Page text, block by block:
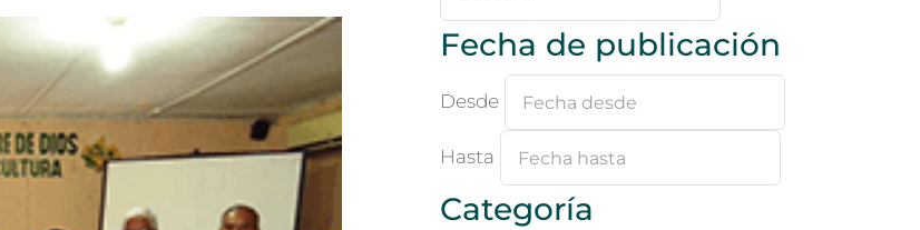
Fecha de publicación
Desde
Hasta
Categoría